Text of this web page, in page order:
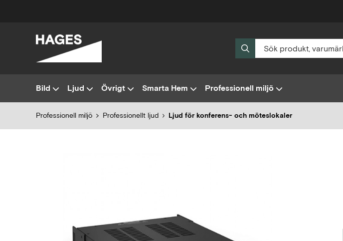
Bild Ljud Övrigt Smarta Hem Professionell miljö
Professionell miljö Professionellt ljud Ljud för konferens- och möteslokaler